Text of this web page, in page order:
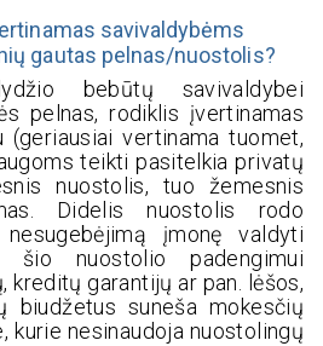
savivaldybėms
gautas pelnas/nuostolis?
bebūtų savivaldybei
pelnas, rodiklis įvertinamas
vertinama tuomet,
teikti pasitelkia privatų
nuostolis, tuo žemesnis
Didelis nuostolis rodo
įmonę valdyti
nuostolio padengimui
kreditų garantijų ar pan. lėšos,
biudžetus suneša mokesčių
kurie nesinaudoja nuostolingų